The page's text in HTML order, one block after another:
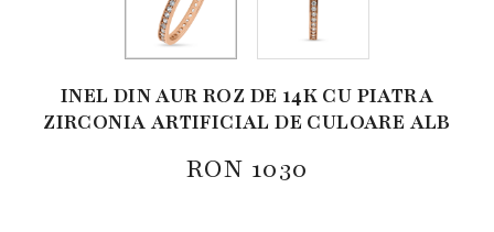
INEL DIN AUR ROZ DE 14K CU PIATRA
ZIRCONIA ARTIFICIAL DE CULOARE ALB
RON 1030